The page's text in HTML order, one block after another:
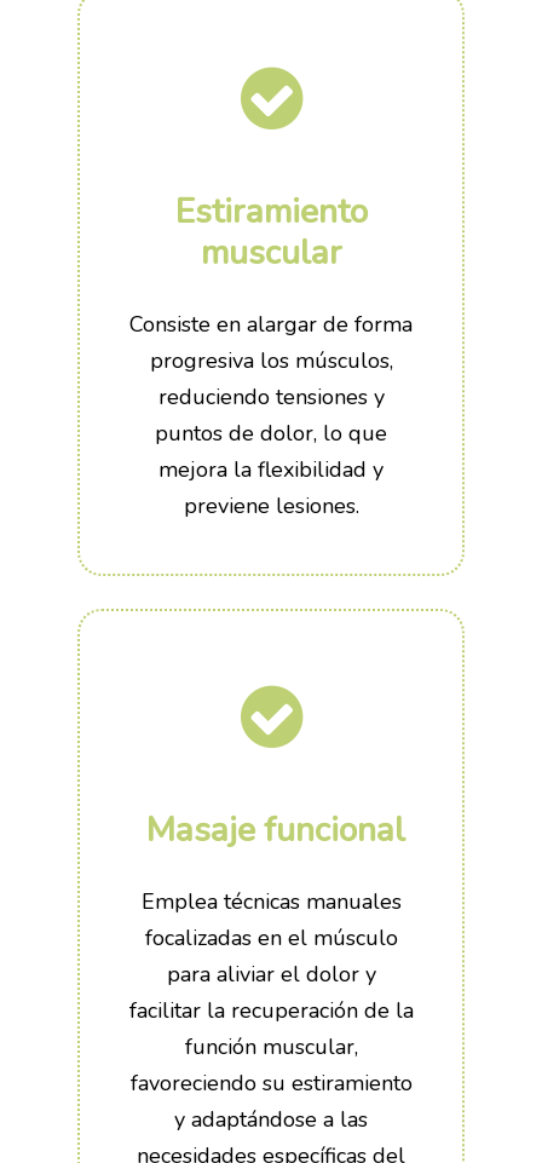
Estiramiento
muscular
Consiste en alargar de forma
progresiva los músculos,
reduciendo tensiones y
puntos de dolor, lo que
mejora la flexibilidad y
previene lesiones.
Masaje funcional
Emplea técnicas manuales
focalizadas en el músculo
para aliviar el dolor y
facilitar la recuperación de la
función muscular,
favoreciendo su estiramiento
y adaptándose a las
necesidades específicas del
Quiénes somos